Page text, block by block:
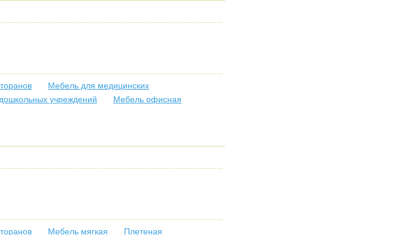
Мебель для медицинских
учреждений
Мебель офисная
Мебель мягкая Плетеная